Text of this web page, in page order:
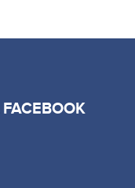
FACEBOOK